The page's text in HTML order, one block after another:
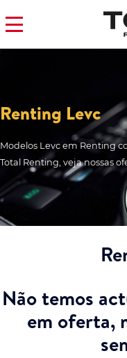
Renting Levc
Modelos Levc em Renting
Total Renting, veja nossas
Não temos
em oferta,